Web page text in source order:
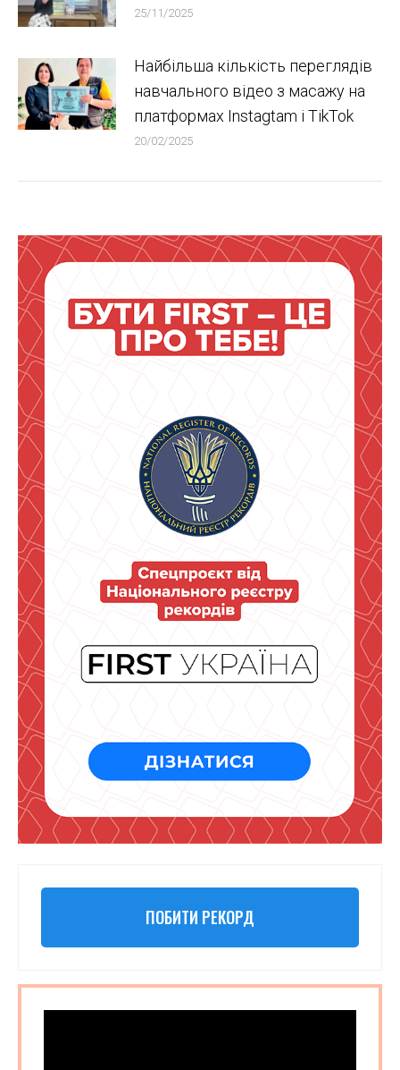
25/11/2025
Найбільша кількість переглядів
навчального відео з масажу на
платформах Instagtam i TikTok
20/02/2025
ПОБИТИ РЕКОРД